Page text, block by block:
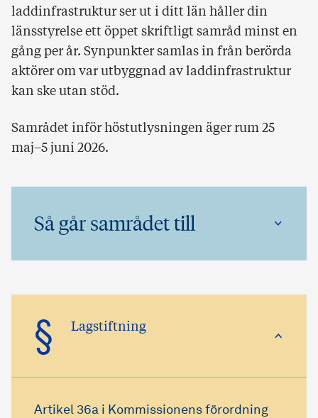
laddinfrastruktur ser ut i ditt län håller din
länsstyrelse ett öppet skriftligt samråd minst en
gång per år. Synpunkter samlas in från berörda
aktörer om var utbyggnad av laddinfrastruktur
kan ske utan stöd.
Samrådet inför höstutlysningen äger rum 25
maj–5 juni 2026.
Så går samrådet till
§ Lagstiftning
Artikel 36a i Kommissionens förordning